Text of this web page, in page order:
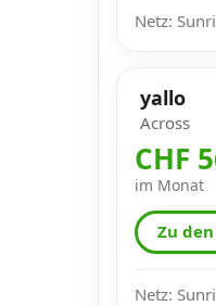
Netz:
yallo
Across
CHF
im Monat
Zu
Netz: